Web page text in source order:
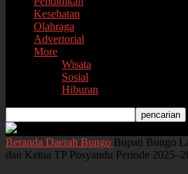
Kesehatan
Olahraga
Advertorial
More
Wisata
Sosial
Hiburan
Beranda Daerah Bungo Bupati Bungo
dan Ketua TP Posyandu Periode